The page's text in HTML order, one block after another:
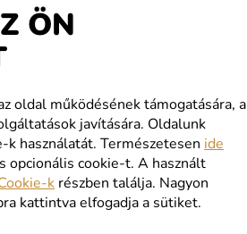
ÖN
oldal működésének támogatására, a
javítására. Oldalunk
k használatát. Természetesen ide
opcionális cookie-t. A használt
k részben találja. Nagyon
kattintva elfogadja a sütiket.